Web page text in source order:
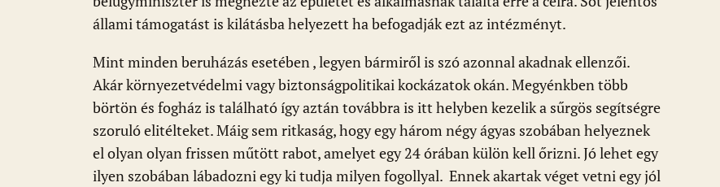
o p g
állami támogatást is kilátásba helyezett ha befogadják ezt az intézményt.
Mint minden beruházás esetében , legyen bármiről is szó azonnal akadnak ellenzői.
Akár környezetvédelmi vagy biztonságpolitikai kockázatok okán. Megyénkben több
börtön és fogház is található így aztán továbbra is itt helyben kezelik a sűrgös segítségre
szoruló elitélteket. Máig sem ritkaság, hogy egy három négy ágyas szobában helyeznek
el olyan olyan frissen műtött rabot, amelyet egy 24 órában külön kell őrizni. Jó lehet egy
ilyen szobában lábadozni egy ki tudja milyen fogollyal. Ennek akartak véget vetni egy jól